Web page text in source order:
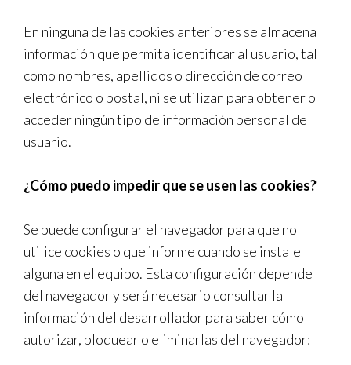
En ninguna de las cookies anteriores se almacena
información que permita identificar al usuario, tal
como nombres, apellidos o dirección de correo
electrónico o postal, ni se utilizan para obtener o
acceder ningún tipo de información personal del
usuario.
¿Cómo puedo impedir que se usen las cookies?
Se puede configurar el navegador para que no
utilice cookies o que informe cuando se instale
alguna en el equipo. Esta configuración depende
del navegador y será necesario consultar la
información del desarrollador para saber cómo
autorizar, bloquear o eliminarlas del navegador: